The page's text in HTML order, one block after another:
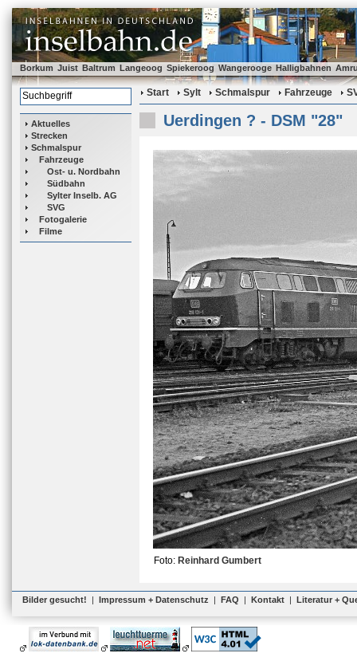
Borkum Juist Baltrum Langeoog Spiekeroog Wangerooge Halligbahnen
Aktuelles
Strecken
Schmalspur
Fahrzeuge
Ost- u. Nordbahn
Südbahn
Sylter Inselb. AG
SVG
Fotogalerie
Filme
Start Sylt Schmalspur Fahrzeuge
Uerdingen ? - DSM "28"
Foto: Reinhard Gumbert
Bilder gesucht! | Impressum + Datenschutz | FAQ | Kontakt | Literatur +